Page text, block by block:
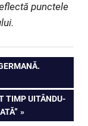
punctele
TIMP UITÂNDU-